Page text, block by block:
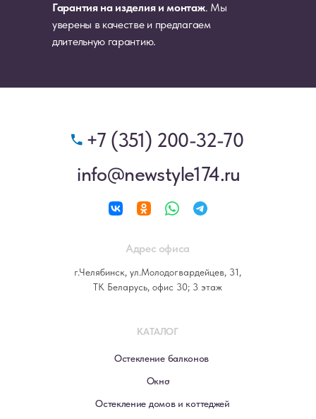
Гарантия на изделия и монтаж. Мы
уверены в качестве и предлагаем
длительную гарантию.
+7 (351) 200-32-70
info@newstyle174.ru
КАТАЛОГ
Остекление балконов
Окна
Остекление домов и коттеджей
Адрес офиса
г.Челябинск, ул.Молодогвардейцев, 31,
ТК Беларусь, офис 30; 3 этаж